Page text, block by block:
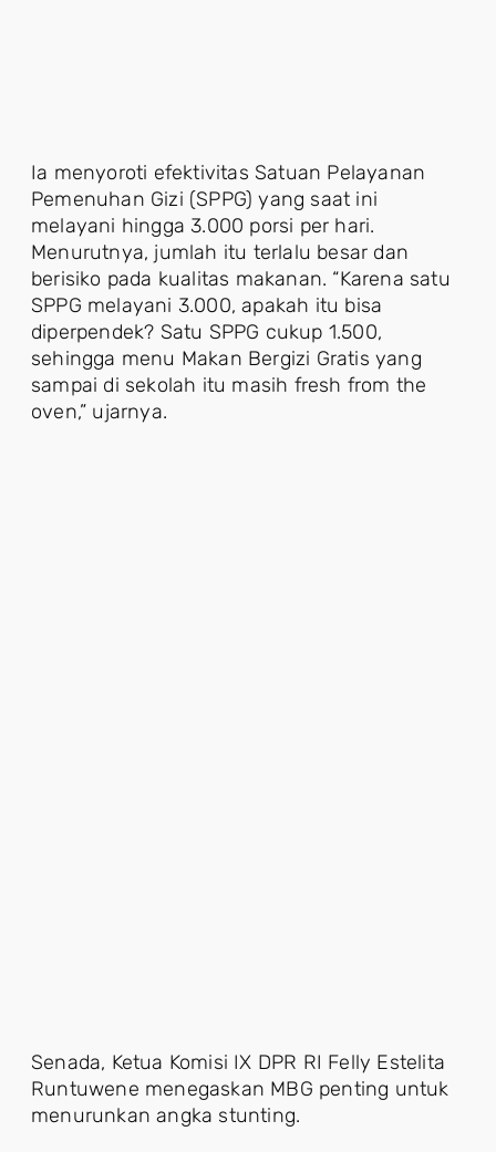
Ia menyoroti efektivitas Satuan Pelayanan
Pemenuhan Gizi (SPPG) yang saat ini
melayani hingga 3.000 porsi per hari.
Menurutnya, jumlah itu terlalu besar dan
berisiko pada kualitas makanan. “Karena satu
SPPG melayani 3.000, apakah itu bisa
diperpendek? Satu SPPG cukup 1.500,
sehingga menu Makan Bergizi Gratis yang
sampai di sekolah itu masih fresh from the
oven,” ujarnya.
Senada, Ketua Komisi IX DPR RI Felly Estelita
Runtuwene menegaskan MBG penting untuk
menurunkan angka stunting.